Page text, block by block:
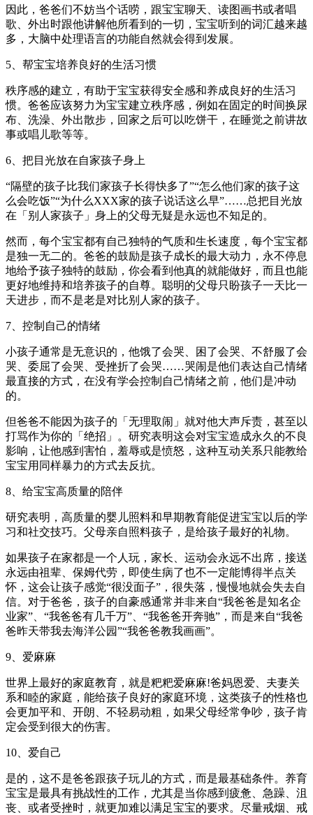
因此，爸爸们不妨当个话唠，跟宝宝聊天、读图画书或者唱
歌、外出时跟他讲解他所看到的一切，宝宝听到的词汇越来越
多，大脑中处理语言的功能自然就会得到发展。
5、帮宝宝培养良好的生活习惯
秩序感的建立，有助于宝宝获得安全感和养成良好的生活习
惯。爸爸应该努力为宝宝建立秩序感，例如在固定的时间换尿
布、洗澡、外出散步，回家之后可以吃饼干，在睡觉之前讲故
事或唱儿歌等等。
6、把目光放在自家孩子身上
“隔壁的孩子比我们家孩子长得快多了”“怎么他们家的孩子这
么会吃饭”“为什么XXX家的孩子说话这么早”……总把目光放
在「别人家孩子」身上的父母无疑是永远也不知足的。
然而，每个宝宝都有自己独特的气质和生长速度，每个宝宝都
是独一无二的。爸爸的鼓励是孩子成长的最大动力，永不停息
地给予孩子独特的鼓励，你会看到他真的就能做好，而且也能
更好地维持和培养孩子的自尊。聪明的父母只盼孩子一天比一
天进步，而不是老是对比别人家的孩子。
7、控制自己的情绪
小孩子通常是无意识的，他饿了会哭、困了会哭、不舒服了会
哭、委屈了会哭、受挫折了会哭……哭闹是他们表达自己情绪
最直接的方式，在没有学会控制自己情绪之前，他们是冲动
的。
但爸爸不能因为孩子的「无理取闹」就对他大声斥责，甚至以
打骂作为你的「绝招」。研究表明这会对宝宝造成永久的不良
影响，让他感到害怕，羞辱或是愤怒，这种互动关系只能教给
宝宝用同样暴力的方式去反抗。
8、给宝宝高质量的陪伴
研究表明，高质量的婴儿照料和早期教育能促进宝宝以后的学
习和社交技巧。父母亲自照料孩子，是给孩子最好的礼物。
如果孩子在家都是一个人玩，家长、运动会永远不出席，接送
永远由祖辈、保姆代劳，即使生病了也不一定能博得半点关
怀，这会让孩子感觉“很没面子”，很失落，慢慢地就会失去自
信。对于爸爸，孩子的自豪感通常并非来自“我爸爸是知名企
业家”、“我爸爸有几千万”、“我爸爸开奔驰”，而是来自“我爸
爸昨天带我去海洋公园”“我爸爸教我画画”。
9、爱麻麻
世界上最好的家庭教育，就是粑粑爱麻麻!爸妈恩爱、夫妻关
系和睦的家庭，能给孩子良好的家庭环境，这类孩子的性格也
会更加平和、开朗、不轻易动粗，如果父母经常争吵，孩子肯
定会受到很大的伤害。
10、爱自己
是的，这不是爸爸跟孩子玩儿的方式，而是最基础条件。养育
宝宝是最具有挑战性的工作，尤其是当你感到疲惫、急躁、沮
丧、或者受挫时，就更加难以满足宝宝的要求。尽量戒烟、戒